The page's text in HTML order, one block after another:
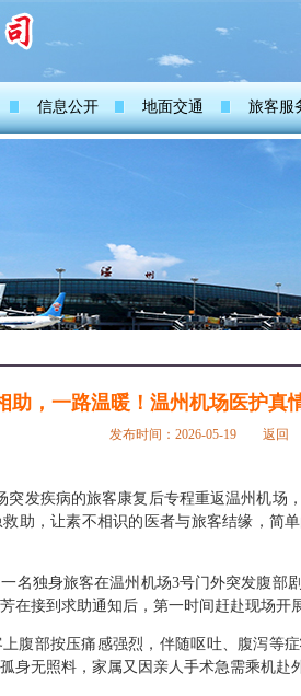
信息公开 地面交通 旅客服
助，一路温暖！温州机场医护真
发布时间：2026-05-19 返回
突发疾病的旅客康复后专程重返温州机场
助，让素不相识的医者与旅客结缘，简
名独身旅客在温州机场3号门外突发腹部
在接到求助通知后，第一时间赶赴现场开
腹部按压痛感强烈，伴随呕吐、腹泻等
身无照料，家属又因亲人手术急需乘机赴